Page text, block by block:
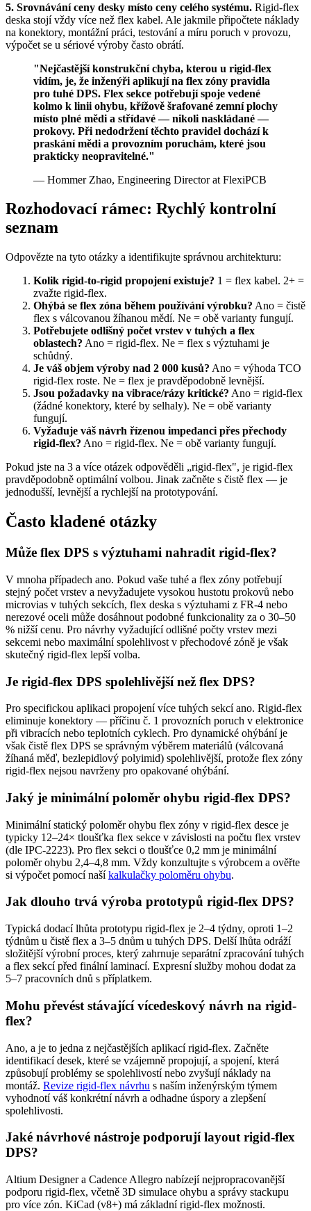
5. Srovnávání ceny desky místo ceny celého systému. Rigid-flex
deska stojí vždy více než flex kabel. Ale jakmile připočtete náklady
na konektory, montážní práci, testování a míru poruch v provozu,
výpočet se u sériové výroby často obrátí.
"Nejčastější konstrukční chyba, kterou u rigid-flex
vidím, je, že inženýři aplikují na flex zóny pravidla
pro tuhé DPS. Flex sekce potřebují spoje vedené
kolmo k linii ohybu, křížově šrafované zemní plochy
místo plné mědi a střídavé — nikoli naskládané —
prokovy. Při nedodržení těchto pravidel dochází k
praskání mědi a provozním poruchám, které jsou
prakticky neopravitelné."
— Hommer Zhao, Engineering Director at FlexiPCB
Rozhodovací rámec: Rychlý kontrolní
seznam
Odpovězte na tyto otázky a identifikujte správnou architekturu:
Kolik rigid-to-rigid propojení existuje? 1 = flex kabel. 2+ =
zvažte rigid-flex.
Ohýbá se flex zóna během používání výrobku? Ano = čistě
flex s válcovanou žíhanou mědí. Ne = obě varianty fungují.
Potřebujete odlišný počet vrstev v tuhých a flex
oblastech? Ano = rigid-flex. Ne = flex s výztuhami je
schůdný.
Je váš objem výroby nad 2 000 kusů? Ano = výhoda TCO
rigid-flex roste. Ne = flex je pravděpodobně levnější.
Jsou požadavky na vibrace/rázy kritické? Ano = rigid-flex
(žádné konektory, které by selhaly). Ne = obě varianty
fungují.
Vyžaduje váš návrh řízenou impedanci přes přechody
rigid-flex? Ano = rigid-flex. Ne = obě varianty fungují.
Pokud jste na 3 a více otázek odpověděli „rigid-flex", je rigid-flex
pravděpodobně optimální volbou. Jinak začněte s čistě flex — je
jednodušší, levnější a rychlejší na prototypování.
Často kladené otázky
Může flex DPS s výztuhami nahradit rigid-flex?
V mnoha případech ano. Pokud vaše tuhé a flex zóny potřebují
stejný počet vrstev a nevyžadujete vysokou hustotu prokovů nebo
microvias v tuhých sekcích, flex deska s výztuhami z FR-4 nebo
nerezové oceli může dosáhnout podobné funkcionality za o 30–50
% nižší cenu. Pro návrhy vyžadující odlišné počty vrstev mezi
sekcemi nebo maximální spolehlivost v přechodové zóně je však
skutečný rigid-flex lepší volba.
Je rigid-flex DPS spolehlivější než flex DPS?
Pro specifickou aplikaci propojení více tuhých sekcí ano. Rigid-flex
eliminuje konektory — příčinu č. 1 provozních poruch v elektronice
při vibracích nebo teplotních cyklech. Pro dynamické ohýbání je
však čistě flex DPS se správným výběrem materiálů (válcovaná
žíhaná měď, bezlepidlový polyimid) spolehlivější, protože flex zóny
rigid-flex nejsou navrženy pro opakované ohýbání.
Jaký je minimální poloměr ohybu rigid-flex DPS?
Minimální statický poloměr ohybu flex zóny v rigid-flex desce je
typicky 12–24× tloušťka flex sekce v závislosti na počtu flex vrstev
(dle IPC-2223). Pro flex sekci o tloušťce 0,2 mm je minimální
poloměr ohybu 2,4–4,8 mm. Vždy konzultujte s výrobcem a ověřte
si výpočet pomocí našíkalkulačky poloměru ohybu.
Jak dlouho trvá výroba prototypů rigid-flex DPS?
Typická dodací lhůta prototypu rigid-flex je 2–4 týdny, oproti 1–2
týdnům u čistě flex a 3–5 dnům u tuhých DPS. Delší lhůta odráží
složitější výrobní proces, který zahrnuje separátní zpracování tuhých
a flex sekcí před finální laminací. Expresní služby mohou dodat za
5–7 pracovních dnů s příplatkem.
Mohu převést stávající vícedeskový návrh na rigid-
flex?
Ano, a je to jedna z nejčastějších aplikací rigid-flex. Začněte
identifikací desek, které se vzájemně propojují, a spojení, která
způsobují problémy se spolehlivostí nebo zvyšují náklady na
montáž. Revize rigid-flex návrhu s naším inženýrským týmem
vyhodnotí váš konkrétní návrh a odhadne úspory a zlepšení
spolehlivosti.
Jaké návrhové nástroje podporují layout rigid-flex
DPS?
Altium Designer a Cadence Allegro nabízejí nejpropracovanější
podporu rigid-flex, včetně 3D simulace ohybu a správy stackupu
pro více zón. KiCad (v8+) má základní rigid-flex možnosti.